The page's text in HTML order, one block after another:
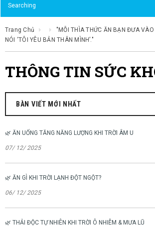
Trang Chủ
"MỖI THÌA THỨC ĂN BẠN ĐƯA
NÓI ‘TÔI YÊU BẢN THÂN MÌNH’."
THÔNG TIN SỨC
BÀN VIẾT MỚI NHẤT
🌿 ĂN UỐNG TĂNG NĂNG LƯỢNG KHI TRỜI ÂM U
07/ 12/ 2025
🌿 ĂN GÌ KHI TRỜI LẠNH ĐỘT NGỘT?
06/ 12/ 2025
🌿 THẢI ĐỘC TỰ NHIÊN KHI TRỜI Ô NHIỄM & MƯA LŨ